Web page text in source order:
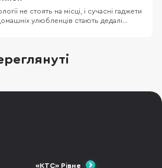
не стоять на місці, і сучасні гаджети
улюбленців стають дедалі
ось п’ять пристроїв, які варто мати
Fountain —
«КТС» Рівне